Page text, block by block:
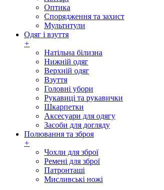
Оптика
Спорядження та захист
Мультитули
Одяг і взуття
+
Натільна білизна
Нижній одяг
Верхній одяг
Взуття
Головні убори
Рукавиці та рукавички
Шкарпетки
Аксесуари для одягу
Засоби для догляду
Полювання та зброя
+
Чохли для зброї
Ремені для зброї
Патронташі
Мисливські ножі